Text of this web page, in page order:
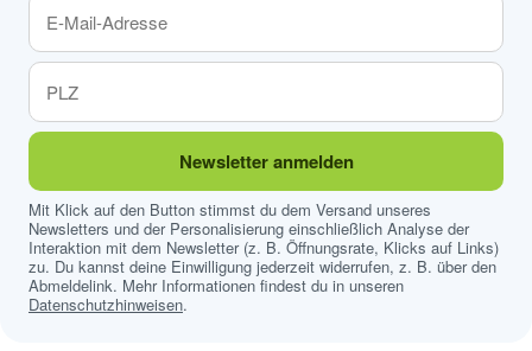
Newsletter anmelden
Mit Klick auf den Button stimmst du dem Versand unseres
Newsletters und der Personalisierung einschließlich Analyse der
Interaktion mit dem Newsletter (z. B. Öffnungsrate, Klicks auf Links)
zu. Du kannst deine Einwilligung jederzeit widerrufen, z. B. über den
Abmeldelink. Mehr Informationen findest du in unseren
Datenschutzhinweisen.